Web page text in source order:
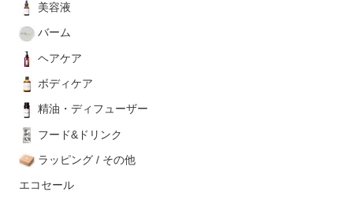
美容液
バーム
ヘアケア
ボディケア
精油・ディフューザー
フード&ドリンク
ラッピング / その他
エコセール